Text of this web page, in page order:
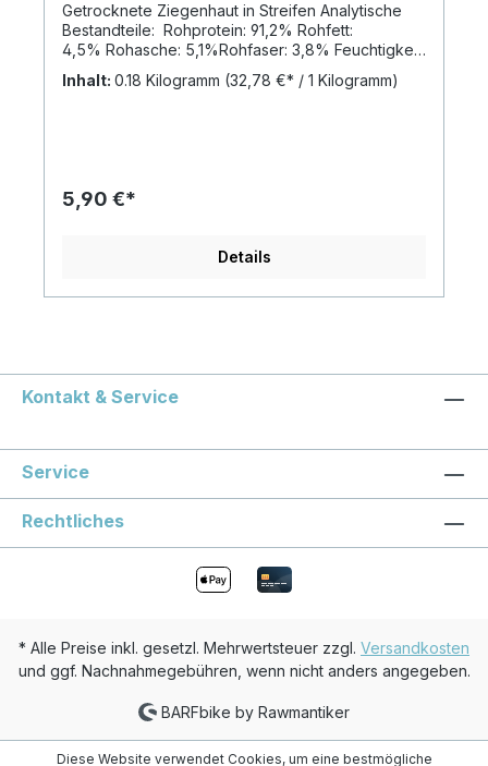
Getrocknete Ziegenhaut in Streifen Analytische
Bestandteile: Rohprotein: 91,2% Rohfett:
4,5% Rohasche: 5,1%Rohfaser: 3,8% Feuchtigkeit:
Inhalt: 0.18 Kilogramm (32,78 €* / 1 Kilogramm)
5,90 €*
Details
Kontakt & Service
Service
Rechtliches
* Alle Preise inkl. gesetzl. Mehrwertsteuer zzgl. Versandkosten
und ggf. Nachnahmegebühren, wenn nicht anders angegeben.
BARFbike by Rawmantiker
Diese Website verwendet Cookies, um eine bestmögliche